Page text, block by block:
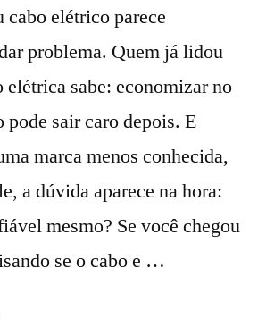
elétrico parece
problema. Quem já lidou
elétrica sabe: economizar no
pode sair caro depois. E
marca menos conhecida,
a dúvida aparece na hora:
mesmo? Se você chegou
se o cabo e …